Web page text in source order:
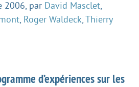
2006, par David Masclet,
, Roger Waldeck, Thierry
d’expériences sur les